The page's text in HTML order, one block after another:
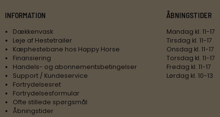
INFORMATION
Dækkenvask
Leje af Hestetrailer
Kæphestebane hos Happy Horse
Finansiering
Handels- og abonnementsbetingelser
Support / Kundeservice
Fortrydelsesret
Fortrydelsesformular
Ofte stillede spørgsmål
Åbningstider
ÅBNINGSTIDER
Mandag kl. 11-17
Tirsdag kl. 11-17
Onsdag kl. 11-17
Torsdag kl. 11-17
Fredag kl. 11-17
Lørdag kl. 10-13